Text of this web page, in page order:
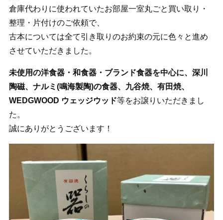
倉庫代わりに使われていたお部屋一室丸ごと買い取り・
整理・片付けのご依頼で、
古本については全て引き取りのお約束の元に色々と進め
させていただきました。
未使用の洋食器・和食器・ブランド食器を中心に、深川
陶磁、ナルミ(鳴海製陶)の食器、九谷焼、有田焼、
WEDGWOOD ウェッジウッド等をお譲りいただきまし
た。
誠にありがとうございます！